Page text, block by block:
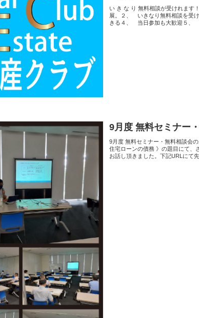
い き な り 無料相談が受けれま
展。２、 いきなり無料相談を受
きる４、 当日参加も大歓迎５、
9月度 無料セミナー
9月度 無料セミナー・無料相談会
住宅ローンの債務 》の題目に
お話し頂きました。下記URLにて